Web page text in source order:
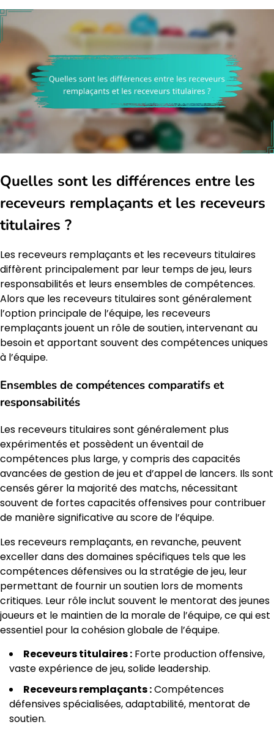
Quelles sont les différences entre les
receveurs remplaçants et les receveurs
titulaires ?
Les receveurs remplaçants et les receveurs titulaires
diffèrent principalement par leur temps de jeu, leurs
responsabilités et leurs ensembles de compétences.
Alors que les receveurs titulaires sont généralement
l’option principale de l’équipe, les receveurs
remplaçants jouent un rôle de soutien, intervenant au
besoin et apportant souvent des compétences uniques
à l’équipe.
Ensembles de compétences comparatifs et
responsabilités
Les receveurs titulaires sont généralement plus
expérimentés et possèdent un éventail de
compétences plus large, y compris des capacités
avancées de gestion de jeu et d’appel de lancers. Ils sont
censés gérer la majorité des matchs, nécessitant
souvent de fortes capacités offensives pour contribuer
de manière significative au score de l’équipe.
Les receveurs remplaçants, en revanche, peuvent
exceller dans des domaines spécifiques tels que les
compétences défensives ou la stratégie de jeu, leur
permettant de fournir un soutien lors de moments
critiques. Leur rôle inclut souvent le mentorat des jeunes
joueurs et le maintien de la morale de l’équipe, ce qui est
essentiel pour la cohésion globale de l’équipe.
Receveurs titulaires : Forte production offensive,
vaste expérience de jeu, solide leadership.
Receveurs remplaçants :Compétences
défensives spécialisées, adaptabilité, mentorat de
soutien.